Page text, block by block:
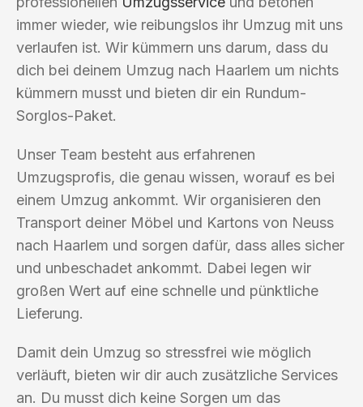
immer wieder, wie reibungslos ihr Umzug mit uns
verlaufen ist. Wir kümmern uns darum, dass du
dich bei deinem Umzug nach Haarlem um nichts
kümmern musst und bieten dir ein Rundum-
Sorglos-Paket.
Unser Team besteht aus erfahrenen
Umzugsprofis, die genau wissen, worauf es bei
einem Umzug ankommt. Wir organisieren den
Transport deiner Möbel und Kartons von Neuss
nach Haarlem und sorgen dafür, dass alles sicher
und unbeschadet ankommt. Dabei legen wir
großen Wert auf eine schnelle und pünktliche
Lieferung.
Damit dein Umzug so stressfrei wie möglich
verläuft, bieten wir dir auch zusätzliche Services
an. Du musst dich keine Sorgen um das